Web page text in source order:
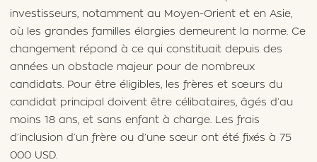
investisseurs, notamment au Moyen-Orient et en Asie,
où les grandes familles élargies demeurent la norme. Ce
changement répond à ce qui constituait depuis des
années un obstacle majeur pour de nombreux
candidats. Pour être éligibles, les frères et sœurs du
candidat principal doivent être célibataires, âgés d’au
moins 18 ans, et sans enfant à charge. Les frais
d’inclusion d’un frère ou d’une sœur ont été fixés à 75
000 USD.